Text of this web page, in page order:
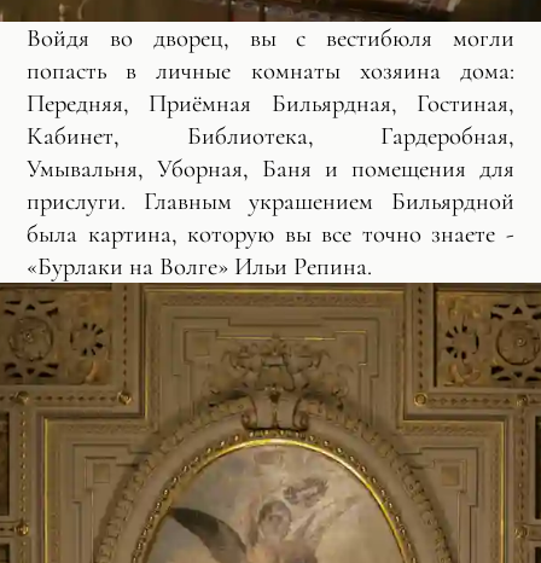
Войдя во дворец, вы с вестибюля могли
попасть в личные комнаты хозяина дома:
Передняя, Приёмная Бильярдная, Гостиная,
Кабинет, Библиотека, Гардеробная,
Умывальня, Уборная, Баня и помещения для
прислуги. Главным украшением Бильярдной
была картина, которую вы все точно знаете -
«Бурлаки на Волге» Ильи Репина.